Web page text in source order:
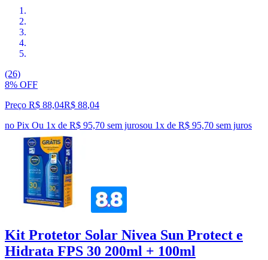
(26)
8% OFF
Preço R$ 88,04R$ 88,04
no Pix Ou 1x de R$ 95,70 sem jurosou 1x de R$ 95,70 sem juros
Kit Protetor Solar Nivea Sun Protect e
Hidrata FPS 30 200ml + 100ml